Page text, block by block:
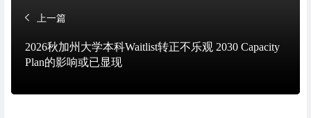
上一篇
2026秋加州大学本科Waitlist转正不乐观 2030 Capacity
Plan的影响或已显现